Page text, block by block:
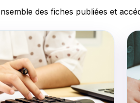
des fiches publiées et